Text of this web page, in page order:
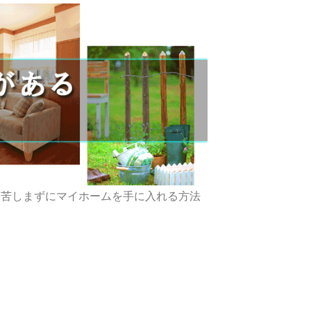
しまずにマイホームを手に入れる方法